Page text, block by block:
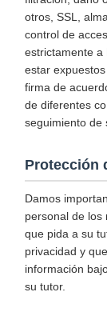
otros, SSL,
control de
estrictamente a
estar
firma de
de diferentes
seguimiento de
Protección
Damos
personal de los
que pida a su
privacidad y
información
su tutor.